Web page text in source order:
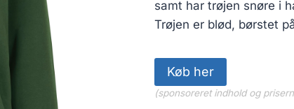
samt har trøjen snøre i
Trøjen er blød, børstet
Køb her
(sponsoreret indhold og